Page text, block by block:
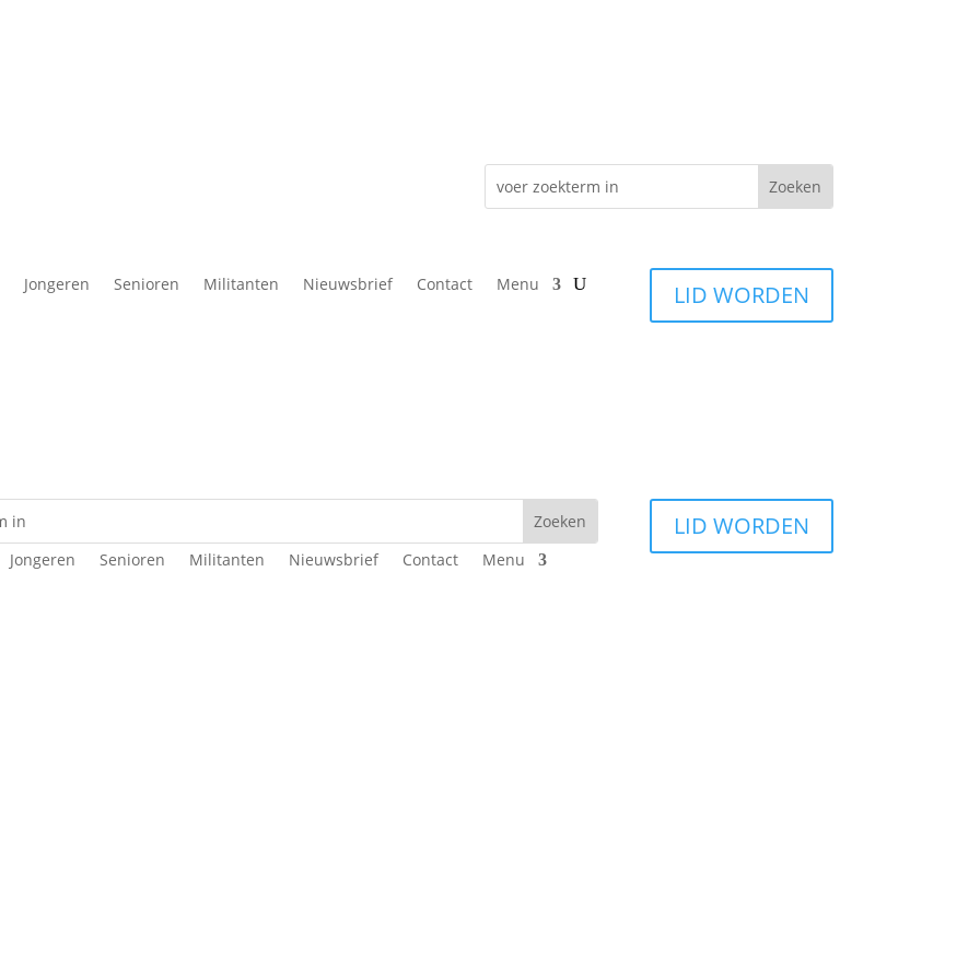
Jongeren Senioren Militanten Nieuwsbrief Contact Menu LID WORDEN
Jongeren Senioren Militanten Nieuwsbrief Contact Menu
LID WORDEN